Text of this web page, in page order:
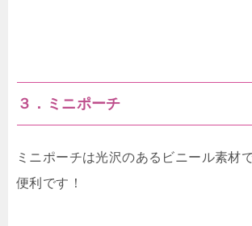
３．ミニポーチ
ミニポーチは光沢のあるビニール素材
便利です！